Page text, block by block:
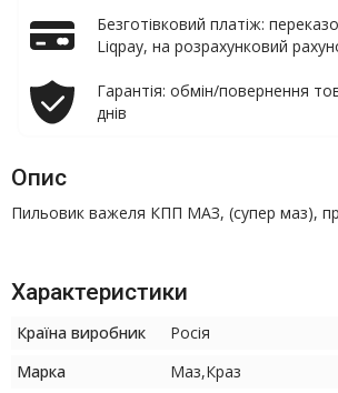
Безготівковий платіж:
Liqpay, на розрахунковий
Гарантія: обмін/повернення
днів
Опис
Пильовик важеля КПП МАЗ, (супер маз),
Характеристики
Країна виробник
Росія
Марка
Маз,Краз